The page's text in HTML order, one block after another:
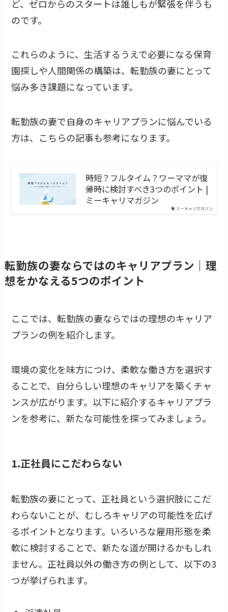
ど、ゼロからのスタートは誰しもが緊張を伴うも
のです。
これらのように、生活するうえで必要になる保育
園探しや人間関係の構築は、転勤族の妻にとって
悩み多き課題になっています。
転勤族の妻で自身のキャリアプランに悩んでいる
方は、こちらの記事も参考になります。
ミーキャリマガジン
時短？フルタイム？ワーママが復
帰時に検討すべき3つのポイント |
ミーキャリマガジン
転勤族の妻ならではのキャリアプラン｜理
想をかなえる5つのポイント
ここでは、転勤族の妻ならではの理想のキャリア
プランの例を紹介します。
環境の変化を味方につけ、柔軟な働き方を選択す
ることで、自分らしい理想のキャリアを築くチャ
ンスが広がります。以下に紹介するキャリアプラ
ンを参考に、新たな可能性を探ってみましょう。
1.正社員にこだわらない
転勤族の妻にとって、正社員という選択肢にこだ
わらないことが、むしろキャリアの可能性を広げ
るポイントとなります。いろいろな雇用形態を柔
軟に検討することで、新たな道が開けるかもしれ
ません。正社員以外の働き方の例として、以下の3
つが挙げられます。